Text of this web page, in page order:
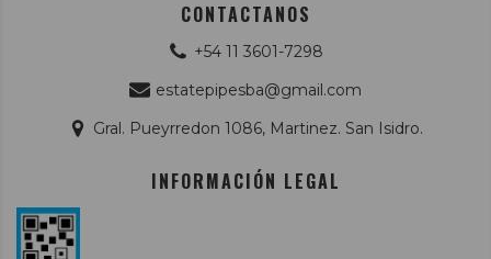
CONTACTANOS
+54 11 3601-7298
estatepipesba@gmail.com
Gral. Pueyrredon 1086, Martinez. San Isidro.
INFORMACIÓN LEGAL